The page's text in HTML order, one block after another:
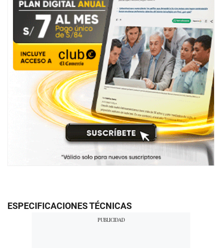
ESPECIFICACIONES TÉCNICAS